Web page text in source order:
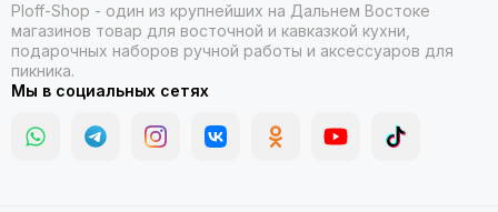
Ploff-Shop - один из крупнейших на Дальнем Востоке
магазинов товар для восточной и кавказкой кухни,
подарочных наборов ручной работы и аксессуаров для
пикника.
Мы в социальных сетях